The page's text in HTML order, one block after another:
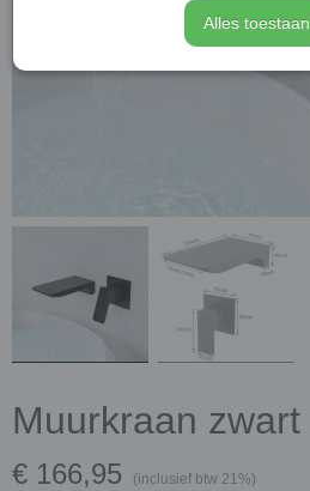
Muurkraan zwart
€ 166,95 (inclusief btw 21%)
Alles toestaan